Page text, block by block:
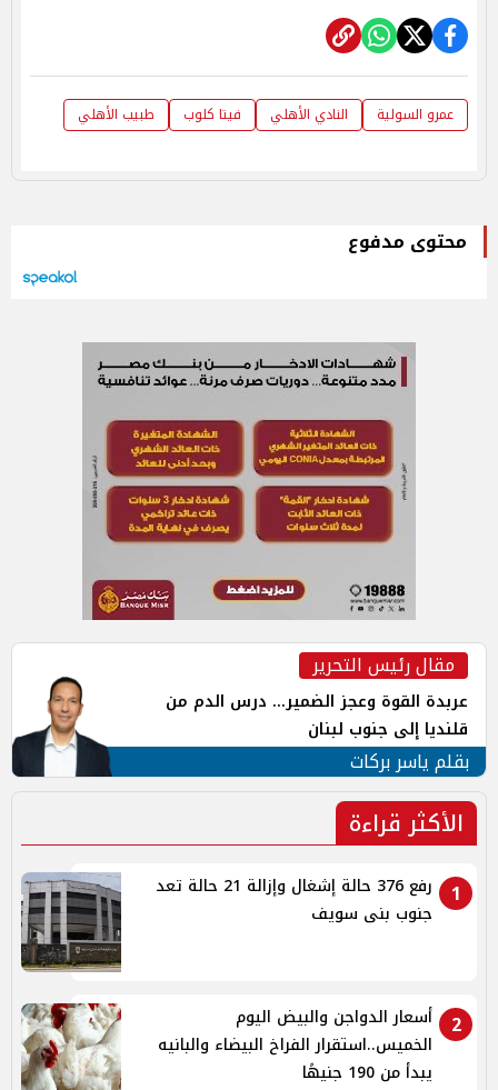
عمرو السولية النادي الأهلي فيتا كلوب طبيب الأهلي
محتوى مدفوع
مقال رئيس التحرير
عربدة القوة وعجز الضمير... درس الدم من
قلنديا إلى جنوب لبنان
بقلم ياسر بركات
الأكثر قراءة
1
رفع 376 حالة إشغال وإزالة 21 حالة تعد
جنوب بنى سويف
2
أسعار الدواجن والبيض اليوم
الخميس..استقرار الفراخ البيضاء والبانيه
يبدأ من 190 جنيهًا